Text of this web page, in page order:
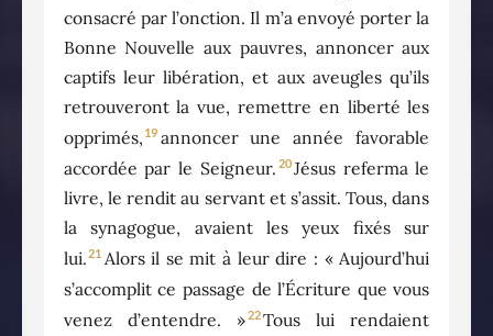
consacré par l’onction. Il m’a envoyé porter la
Bonne Nouvelle aux pauvres, annoncer aux
captifs leur libération, et aux aveugles qu’ils
retrouveront la vue, remettre en liberté les
opprimés, 19 annoncer une année favorable
accordée par le Seigneur. 20Jésus referma le
livre, le rendit au servant et s’assit. Tous, dans
la synagogue, avaient les yeux fixés sur
lui.21 Alors il se mit à leur dire : « Aujourd’hui
s’accomplit ce passage de l’Écriture que vous
venez d’entendre. »22Tous lui rendaient